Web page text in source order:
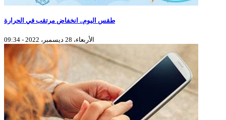
طقس اليوم.. انخفاض مرتقب في الحرارة
الأربعاء، 28 ديسمبر، 2022 - 09:34